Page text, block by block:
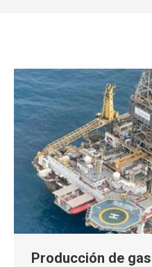
Producción de